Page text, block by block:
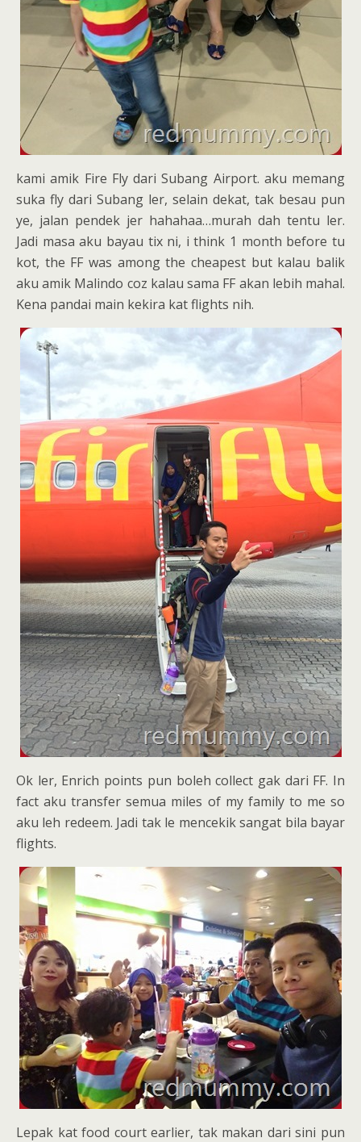
kami amik Fire Fly dari Subang Airport. aku memang
suka fly dari Subang ler, selain dekat, tak besau pun
ye, jalan pendek jer hahahaa…murah dah tentu ler.
Jadi masa aku bayau tix ni, i think 1 month before tu
kot, the FF was among the cheapest but kalau balik
aku amik Malindo coz kalau sama FF akan lebih mahal.
Kena pandai main kekira kat flights nih.
Ok ler, Enrich points pun boleh collect gak dari FF. In
fact aku transfer semua miles of my family to me so
aku leh redeem. Jadi tak le mencekik sangat bila bayar
flights.
Lepak kat food court earlier, tak makan dari sini pun